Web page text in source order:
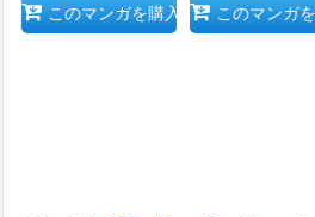
このマンガを購入 このマンガ